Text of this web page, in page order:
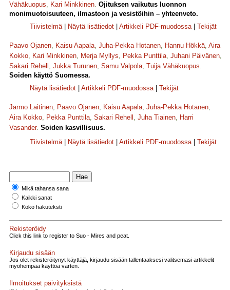
Vähäkuopus, Kari Minkkinen. Ojituksen vaikutus luonnon
monimuotoisuuteen, ilmastoon ja vesistöihin – yhteenveto.
Tiivistelmä| Näytä lisätiedot Artikkeli PDF-muodossa| Tekijät
Paavo Ojanen, Kaisu Aapala, Juha-Pekka Hotanen, Hannu Hökkä, Aira
Kokko, Kari Minkkinen, Merja Myllys, Pekka Punttila, Juhani Päivänen,
Sakari Rehell , Jukka Turunen, Samu Valpola, Tuija Vähäkuopus.
Soiden käyttö Suomessa.
Näytä lisätiedot
Artikkeli PDF-muodossa| Tekijät
Jarmo Laitinen, Paavo Ojanen, Kaisu Aapala, Juha-Pekka Hotanen,
Aira Kokko, Pekka Punttila, Sakari Rehell , Juha Tiainen, Harri
Vasander. Soiden kasvillisuus.
Tiivistelmä| Näytä lisätiedot Artikkeli PDF-muodossa| Tekijät
Mikä tahansa sana
Kaikki sanat
Koko hakuteksti
Rekisteröidy
Click this link to register to Suo - Mires and peat.
Kirjaudu sisään
Jos olet rekisteröitynyt käyttäjä, kirjaudu sisään tallentaaksesi valitsemasi artikkelit
myöhempää käyttöä varten.
Ilmoitukset päivityksistä